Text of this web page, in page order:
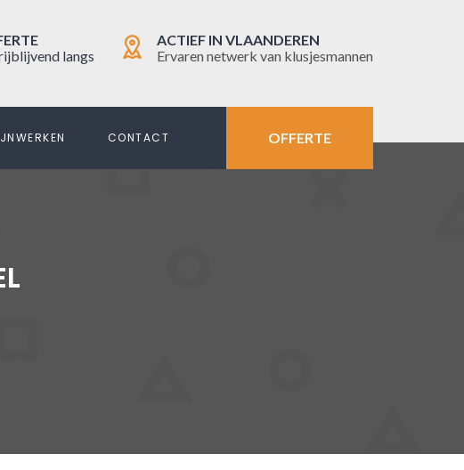
langs
ACTIEF IN VLAANDEREN
Ervaren netwerk van klusjesmannen
CONTACT OFFERTE